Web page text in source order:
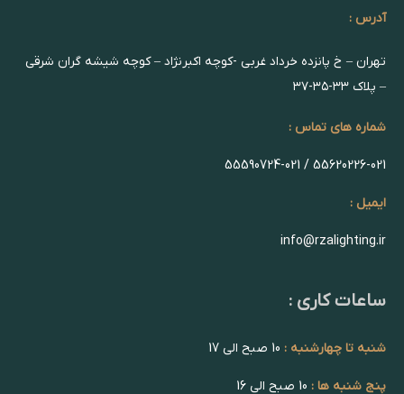
آدرس :
تهران – خ پانزده خرداد غربی -کوچه اکبرنژاد – کوچه شیشه گران شرقی
– پلاک ۳۳-۳۵-۳۷
شماره های تماس :
55620226-021 / 55590724-021
ایمیل :
info@rzalighting.ir
ساعات کاری :
شنبه تا چهارشنبه :
پنج شنبه ها :